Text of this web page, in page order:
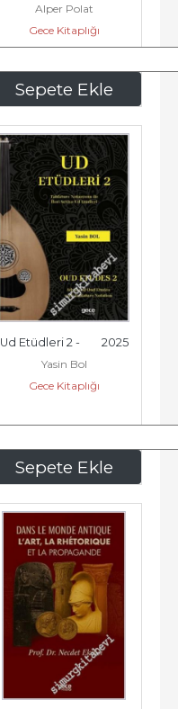
Sepete Ekle
2025
Alper Polat
Gece Kitaplığı
232,05
Sepete Ekle
Ud Etüdleri 2 -        2025
Yasin Bol
Gece Kitaplığı
391,30